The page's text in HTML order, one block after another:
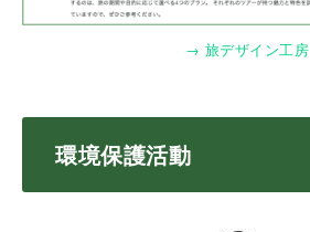
→ 旅デザイン工房
環境保護活動